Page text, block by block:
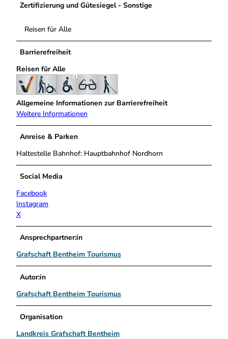
Zertifizierung und Gütesiegel - Sonstige
Reisen für Alle
Barrierefreiheit
Reisen für Alle
Allgemeine Informationen zur Barrierefreiheit
Weitere Informationen
Anreise & Parken
Haltestelle Bahnhof: Hauptbahnhof Nordhorn
Social Media
Facebook
Instagram
X
Ansprechpartner:in
Grafschaft Bentheim Tourismus
Autor:in
Grafschaft Bentheim Tourismus
Organisation
Landkreis Grafschaft Bentheim